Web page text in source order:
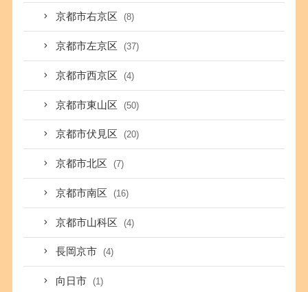
京都市右京区 (8)
京都市左京区 (37)
京都市西京区 (4)
京都市東山区 (50)
京都市伏見区 (20)
京都市北区 (7)
京都市南区 (16)
京都市山科区 (4)
長岡京市 (4)
向日市 (1)